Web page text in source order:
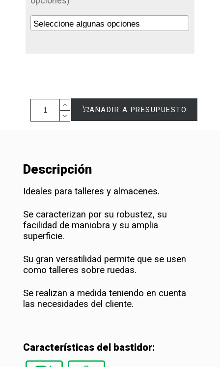
AÑADIR A PRESUPUESTO
Descripción
Ideales para talleres y almacenes.
Se caracterizan por su robustez, su
facilidad de maniobra y su amplia
superficie.
Su gran versatilidad permite que se usen
como talleres sobre ruedas.
Se realizan a medida teniendo en cuenta
las necesidades del cliente.
Características del bastidor: